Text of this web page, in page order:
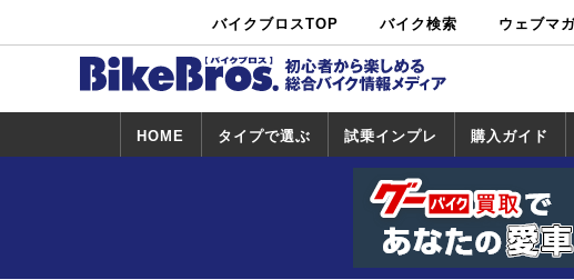
バイクブロスTOP バイク検索
中古バイ
ク・新車検
カタログ検
索
ショップ検
索
ウェブマ
HOME タイプで選ぶ 試乗インプレ
試乗インプレ
一覧
ホンダ
ヤマハ
スズキ
カワサキ
ハーレー
BMW
トライアンフ
ドゥカティ
購入ガイド
一覧